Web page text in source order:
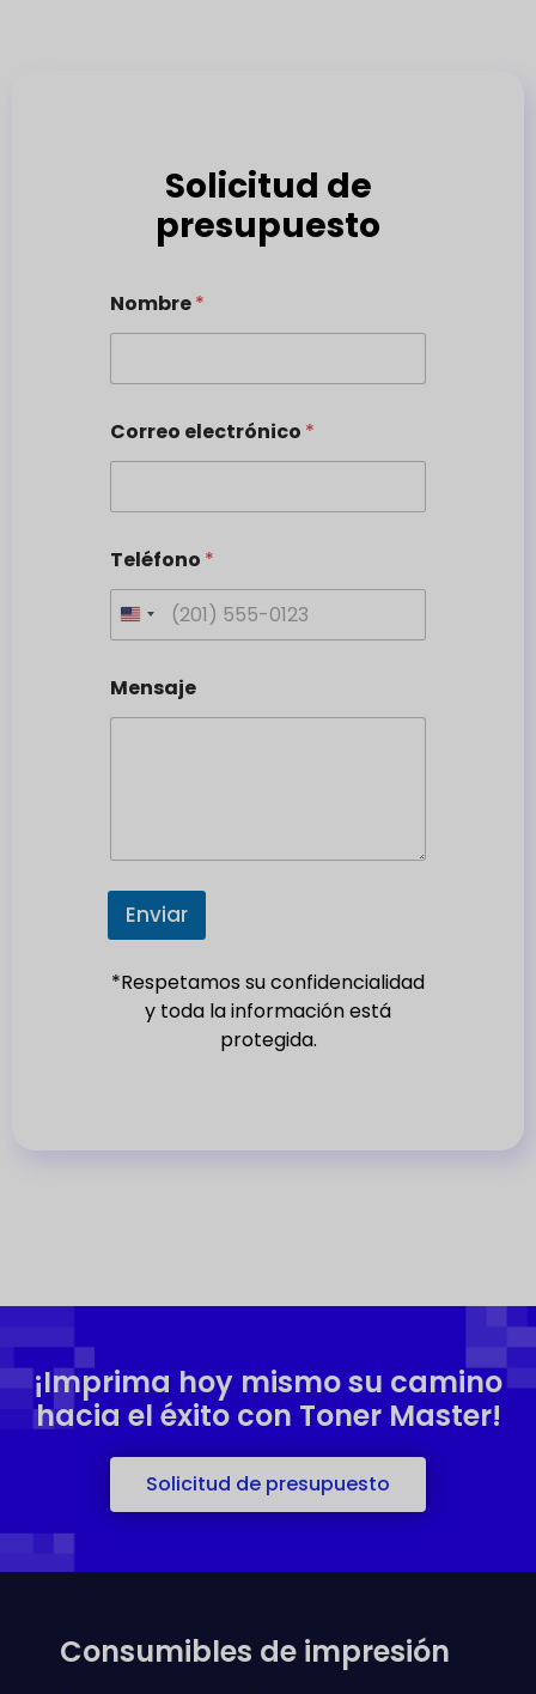
Solicitud de
presupuesto
Nombre*
Correo electrónico *
Teléfono *
U
n
i
e
s
1
Mensaje
Enviar
*Respetamos su confidencialidad
y toda la información está
protegida.
¡Imprima hoy mismo su camino
hacia el éxito con Toner Master!
Solicitud de presupuesto
Consumibles de impresión